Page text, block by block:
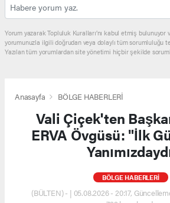
Yorum yazarak Topluluk Kuralları’nı kabul etmiş bulunuyor
yorumunuzla ilgili doğrudan veya dolaylı tüm sorumluluğu
Yazılan tüm yorumlardan site yönetimi hiçbir şekilde
Anasayfa BÖLGE HABERLERİ
Vali Çiçek'ten
ERVA Övgüsü: "İlk
BÖLGE HABERLERİ
(BÜLTEN) - | 05.08.2026 - 20:17,